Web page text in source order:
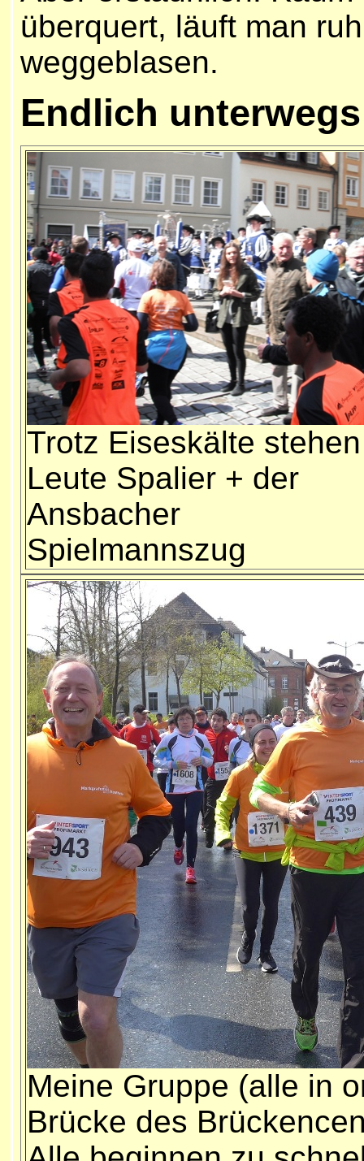
überquert, läuft man
weggeblasen.
Endlich unterwegs
Trotz Eiseskälte stehen
Leute Spalier + der
Ansbacher
Spielmannszug
Meine Gruppe (alle in
Brücke des